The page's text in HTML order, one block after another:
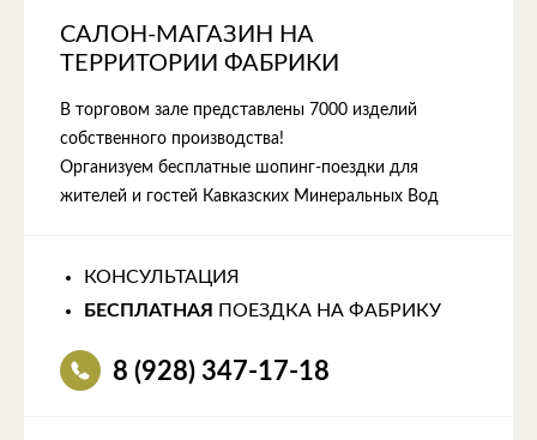
САЛОН-МАГАЗИН НА
ТЕРРИТОРИИ ФАБРИКИ
В торговом зале представлены 7000 изделий
собственного производства!
Организуем бесплатные шопинг-поездки для
жителей и гостей Кавказских Минеральных Вод
КОНСУЛЬТАЦИЯ
БЕСПЛАТНАЯ
ПОЕЗДКА НА ФАБРИКУ
8 (928) 347-17-18